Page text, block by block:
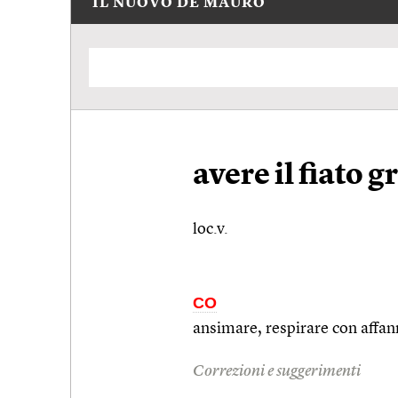
IL NUOVO DE MAURO
avere il fiato
loc.v.
CO
ansimare, respirare con
Correzioni e suggerimenti